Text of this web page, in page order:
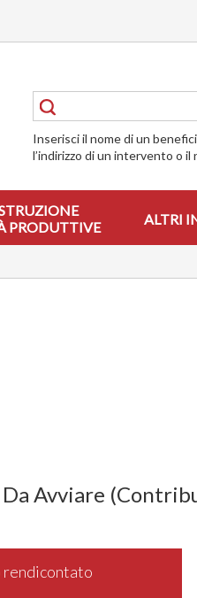
Inserisci il nome di un
l’indirizzo di un intervento o il
PRODUTTIVE
ALTRI
Da Avviare
rendicontato